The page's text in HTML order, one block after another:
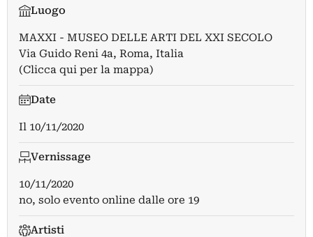
Luogo
MAXXI - MUSEO DELLE ARTI DEL XXI SECOLO
Via Guido Reni 4a, Roma, Italia
(Clicca qui per la mappa)
Date
Il 10/11/2020
Vernissage
10/11/2020
no, solo evento online dalle ore 19
Artisti